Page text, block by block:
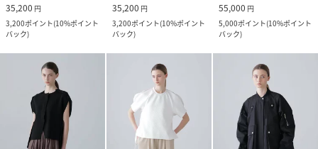
35,200 円
3,200ポイント(10%ポイント
バック)
35,200 円
3,200ポイント(10%ポイント
バック)
55,000 円
5,000ポイント(10%ポイント
バック)